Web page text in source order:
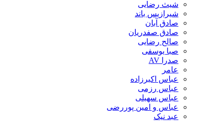
شیث رضایی
شیرازیس باند
صادق آبان
صادق صفدریان
صالح رضایی
صبا یوسفی
صدرا AV
عامر
عباس اکبرزاده
عباس رزمی
عباس سهیلی
عباس و امین پوررضی
عبد نیک